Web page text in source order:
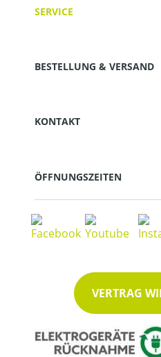
SERVICE
BESTELLUNG & VERSAND
KONTAKT
ÖFFNUNGSZEITEN
VERTRAG